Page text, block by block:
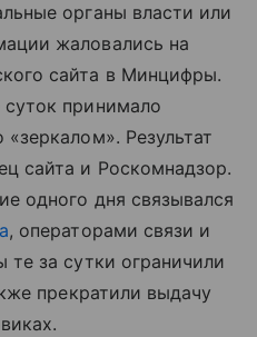
органы власти или
жаловались на
сайта в Минцифры.
принимало
Результат
сайта и Роскомнадзор.
одного дня связывался
, операторами связи и
за сутки ограничили
прекратили выдачу